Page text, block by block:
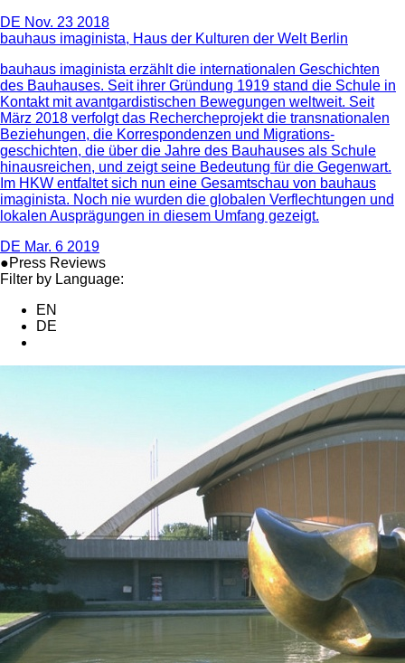
DE Nov. 23 2018
bauhaus imaginista, Haus der Kulturen der Welt Berlin
bauhaus imaginista erzählt die internationalen Geschichten
des Bauhauses. Seit ihrer Gründung 1919 stand die Schule in
Kontakt mit avantgardistischen Bewegungen weltweit. Seit
März 2018 verfolgt das Rechercheprojekt die transnationalen
Beziehungen, die Korrespondenzen und Migrations-
geschichten, die über die Jahre des Bauhauses als Schule
hinausreichen, und zeigt seine Bedeutung für die Gegenwart.
Im HKW entfaltet sich nun eine Gesamtschau von bauhaus
imaginista. Noch nie wurden die globalen Verflechtungen und
lokalen Ausprägungen in diesem Umfang gezeigt.
DE Mar. 6 2019
●Press Reviews
Filter by Language:
EN
DE